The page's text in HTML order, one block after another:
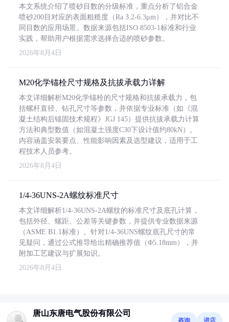
本文系统介绍了喷砂目数的分级标准，重点分析了铝合金
喷砂200目对应的表面粗糙度（Ra 3.2-6.3μm），并对比不
同目数的应用场景。数据来源包括ISO 8503-1标准和行业
实践，帮助用户根据需求选择合适的喷砂参数。
2026年8月4日
M20化学锚栓尺寸规格及抗拔承载力详解
本文详细解析M20化学锚栓的尺寸规格和抗拔承载力，包
括螺杆直径、钻孔尺寸等参数，并依据专业标准（如《混
凝土结构后锚固技术规程》JGJ 145）提供抗拔承载力计算
方法和典型数值（如混凝土强度C30下设计值约80kN）。
内容涵盖安装要点、性能影响因素及选型建议，适用于工
程技术人员参考。
2026年8月4日
1/4-36UNS-2A螺纹标准尺寸
本文详细解析1/4-36UNS-2A螺纹的标准尺寸及底孔计算，
包括外径、螺距、公差等关键参数，并提供专业数据来源
（ASME B1.1标准）。针对1/4-36UNS螺纹底孔尺寸的常
见疑问，通过公式推导给出精确推荐值（Φ5.18mm），并
附加工艺建议与扩展知识。
2026年8月4日
唐山东唐电气股份有限公司
咨询 进店